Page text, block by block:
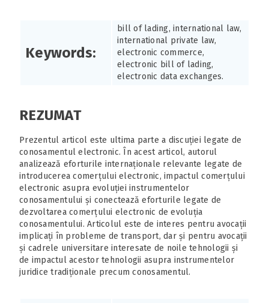
Keywords:
bill of lading, international law,
international private law,
electronic commerce,
electronic bill of lading,
electronic data exchanges.
REZUMAT
Prezentul articol este ultima parte a discuției legate de
conosamentul electronic. În acest articol, autorul
analizează eforturile internaționale relevante legate de
introducerea comerțului electronic, impactul comerțului
electronic asupra evoluției instrumentelor
conosamentului și conectează eforturile legate de
dezvoltarea comerțului electronic de evoluția
conosamentului. Articolul este de interes pentru avocații
implicați în probleme de transport, dar și pentru avocații
și cadrele universitare interesate de noile tehnologii și
de impactul acestor tehnologii asupra instrumentelor
juridice tradiționale precum conosamentul.